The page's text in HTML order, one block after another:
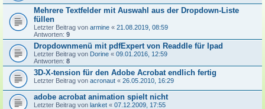
Mehrere Textfelder mit Auswahl aus der Dropdown-Liste
füllen
Letzter Beitrag von armine « 21.08.2019, 08:59
Antworten: 9
Dropdownmenü mit pdfExpert von Readdle für Ipad
Letzter Beitrag von Dorine « 09.01.2016, 12:59
Antworten: 8
3D-X-tension für den Adobe Acrobat endlich fertig
Letzter Beitrag von acronaut « 26.05.2010, 16:29
adobe acrobat animation spielt nicht
Letzter Beitrag von lanket « 07.12.2009, 17:55